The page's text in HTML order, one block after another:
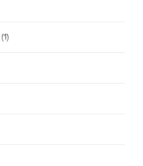
(1)